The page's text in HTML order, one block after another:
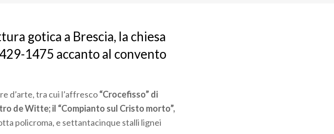
gotica a Brescia, la chiesa
1475 accanto al convento
d’arte, tra cui l’affresco“Crocefisso” di
de Witte; il “Compianto sul Cristo morto”,
policroma, e settantacinque stalli lignei